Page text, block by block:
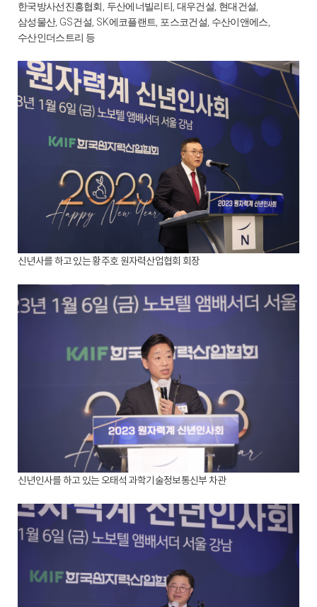
한국방사선진흥협회 두산에너빌리티 대우건설 현대건설
삼성물산, GS건설 , SK에코플랜트 포스코건설 수산이앤에스
수산인더스트리 등
신년사를 하고 있는 황주호 원자력산업협회 회장
신년인사를 하고 있는 오태석 과학기술정보통신부 차관